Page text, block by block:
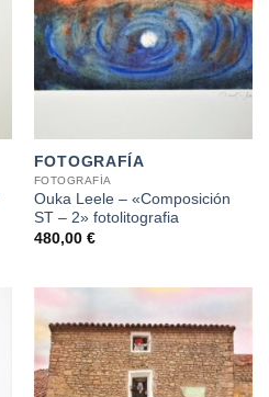
FOTOGRAFÍA
FOTOGRAFÍA
Ouka Leele – «Composición
ST – 2» fotolitografia
480,00 €